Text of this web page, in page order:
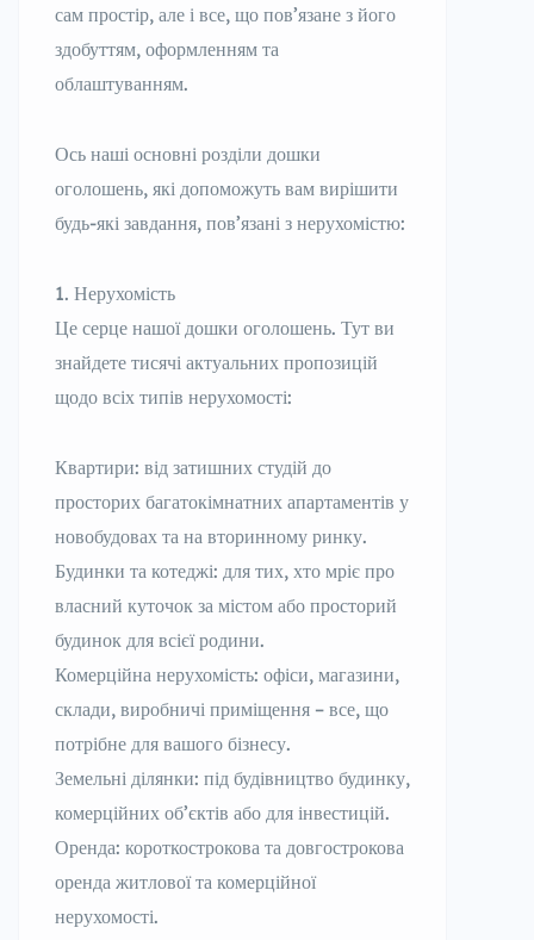
сам простір, але і все, що пов’язане з його
здобуттям, оформленням та
облаштуванням.
Ось наші основні розділи дошки
оголошень, які допоможуть вам вирішити
будь-які завдання, пов’язані з нерухомістю:
Нерухомість
Це серце нашої дошки оголошень. Тут ви
знайдете тисячі актуальних пропозицій
щодо всіх типів нерухомості:
Квартири: від затишних студій до
просторих багатокімнатних апартаментів у
новобудовах та на вторинному ринку.
Будинки та котеджі: для тих, хто мріє про
власний куточок за містом або просторий
будинок для всієї родини.
Комерційна нерухомість: офіси, магазини,
склади, виробничі приміщення – все, що
потрібне для вашого бізнесу.
Земельні ділянки: під будівництво будинку,
комерційних об’єктів або для інвестицій.
Оренда: короткострокова та довгострокова
оренда житлової та комерційної
нерухомості.